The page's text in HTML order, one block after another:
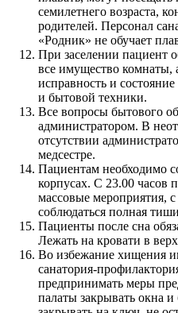
семилетнего возраста,
родителей. Персонал
«Родник» не обучает
При заселении пациент
все имущество комнаты,
исправность и
и бытовой техники.
Все вопросы бытового
администратором. В
отсутствии
медсестре.
Пациентам необходимо
корпусах. С 23.00 часов
массовые мероприятия,
соблюдаться полная
Пациенты после сна
Лежать на кровати в
Во избежание хищения
санатория-
предпринимать меры
палаты закрывать окна